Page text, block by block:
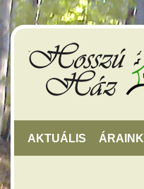
AKTUÁLIS ÁRAINK